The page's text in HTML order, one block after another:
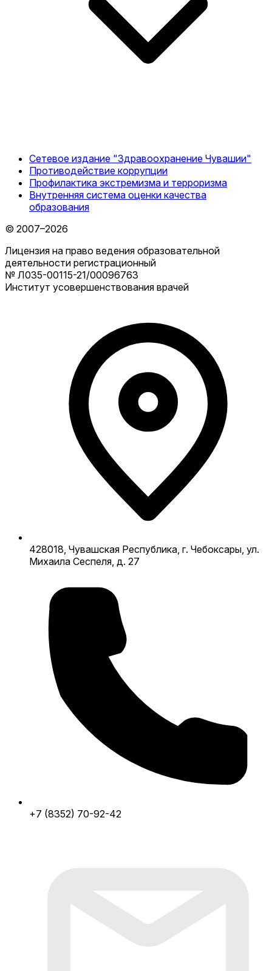
Сетевое издание "Здравоохранение Чувашии"
Противодействие коррупции
Профилактика экстремизма и терроризма
Внутренняя система оценки качества
образования
© 2007–2026
Лицензия на право ведения образовательной
деятельности регистрационный
№ Л035-00115-21/00096763
Институт усовершенствования врачей
428018, Чувашская Республика, г. Чебоксары, ул.
Михаила Сеспеля, д. 27
+7 (8352) 70-92-42